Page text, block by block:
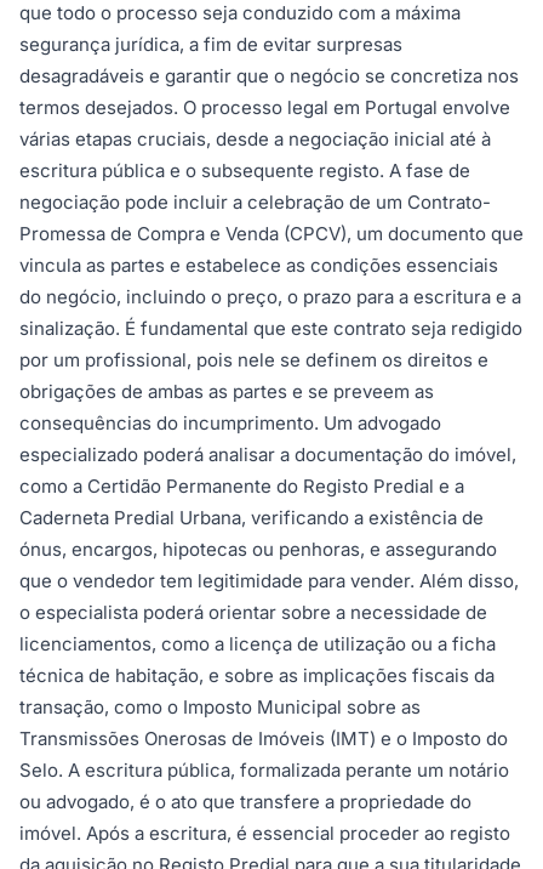
que todo o processo seja conduzido com a máxima
segurança jurídica, a fim de evitar surpresas
desagradáveis e garantir que o negócio se concretiza nos
termos desejados. O processo legal em Portugal envolve
várias etapas cruciais, desde a negociação inicial até à
escritura pública e o subsequente registo. A fase de
negociação pode incluir a celebração de um Contrato-
Promessa de Compra e Venda (CPCV), um documento que
vincula as partes e estabelece as condições essenciais
do negócio, incluindo o preço, o prazo para a escritura e a
sinalização. É fundamental que este contrato seja redigido
por um profissional, pois nele se definem os direitos e
obrigações de ambas as partes e se preveem as
consequências do incumprimento. Um advogado
especializado poderá analisar a documentação do imóvel,
como a Certidão Permanente do Registo Predial e a
Caderneta Predial Urbana, verificando a existência de
ónus, encargos, hipotecas ou penhoras, e assegurando
que o vendedor tem legitimidade para vender. Além disso,
o especialista poderá orientar sobre a necessidade de
licenciamentos, como a licença de utilização ou a ficha
técnica de habitação, e sobre as implicações fiscais da
transação, como o Imposto Municipal sobre as
Transmissões Onerosas de Imóveis (IMT) e o Imposto do
Selo. A escritura pública, formalizada perante um notário
ou advogado, é o ato que transfere a propriedade do
imóvel. Após a escritura, é essencial proceder ao registo